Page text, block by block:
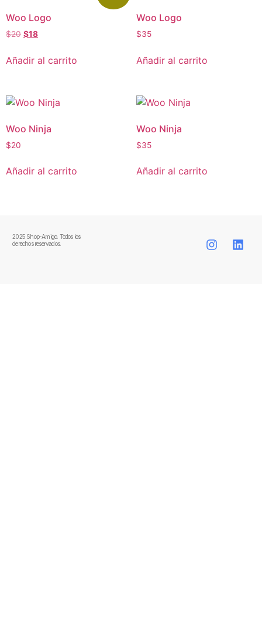
Woo Logo
$20 $18
Añadir al carrito
Woo Logo
$35
Añadir al carrito
Woo Ninja
$20
Añadir al carrito
Woo Ninja
$35
Añadir al carrito
2025 Shop-Amigo. Todos los
derechos reservados.